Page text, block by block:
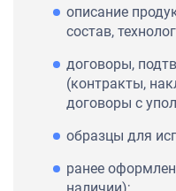
описание
состав,
договоры,
(контракты,
договоры с
образцы для
ранее